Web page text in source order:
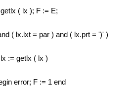
( lx ); F := E;
( lx.lxt = par ) and ( lx.prt = ')' )
:= getlx ( lx )
error; F := 1 end